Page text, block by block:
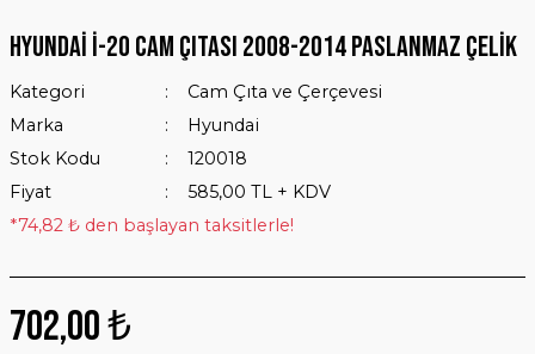
Hyundai İ-20 Cam Çıtası 2008-2014 Paslanmaz Çelik
Kategori
Cam Çıta ve Çerçevesi
Marka
Hyundai
Stok Kodu
120018
Fiyat
585,00 TL + KDV
*74,82 ₺ den başlayan taksitlerle!
702,00 ₺